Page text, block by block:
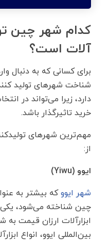
کدام شهر چین
آلات است؟
برای کسانی که به دنبال
شناخت شهرهای تولید
دارد، زیرا می‌تواند در
خرید تاثیرگذار باشد.
مهم‌ترین شهرهای
از:
ایوو (Yiwu
)
شهر ایووکه بیشتر به
چین شناخته می‌شود، یکی
ابزارآلات ارزان قیمت به
بین‌المللی ایوو، انواع